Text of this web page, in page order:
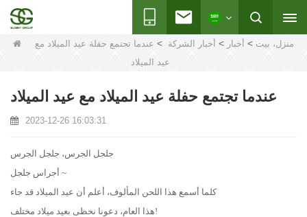
منزل، بيت > أخبار > أخبار الشركة > عندما تجتمع حفلة عيد الميلاد مع
عيد الميلاد
عندما تجتمع حفلة عيد الميلاد مع عيد الميلاد
2023-12-26 16:03:31
جلجل الجرس، جلجل الجرس
أجراس جلجل ~
كلما أسمع هذا اللحن المألوف، أعلم أن عيد الميلاد قد جاء
هذا العام، دعونا نحظى بعيد ميلاد مختلف!